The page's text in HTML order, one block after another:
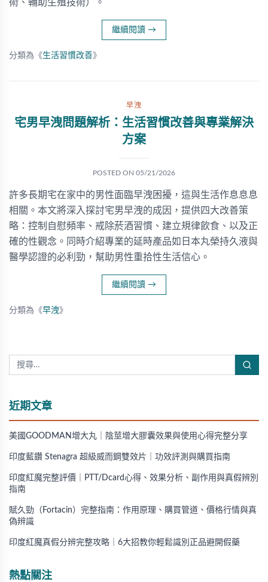
術、輔助生殖技術）。
繼續閱讀 →
分類為《生活習慣改善》
早洩
宅男早洩問題解析：生活習慣改善與專業解決
方案
POSTED ON 05/21/2026
許多長期宅在家中的男性面臨早洩困擾，這與生活作息息息
相關。本文將深入探討宅男早洩的成因，提供四大改善策
略：控制自慰頻率、戒除菸酒習慣、建立規律飲食、以及正
確的性觀念。同時介紹專業的延時產品如日本丸榮持久液與
醫學認證的必利勁，幫助男性重拾性生活信心。
繼續閱讀 →
分類為《早洩》
近期文章
美國GOODMAN增大丸｜陰莖增大膠囊效果與使用心得完整分享
印度藍鑽 Stenagra 超級威而鋼雙效片｜功效評測與購買指南
印度紅魔完整評價｜PTT/Dcard心得、效果分析、副作用與真假辨別
指南
賦久勁（Fortacin）完整指南：作用原理、購買管道、價格行情與真
偽辨識
印度紅魔真假分辨完整攻略｜6大招教你輕鬆識別正品避開假藥
熱點關注